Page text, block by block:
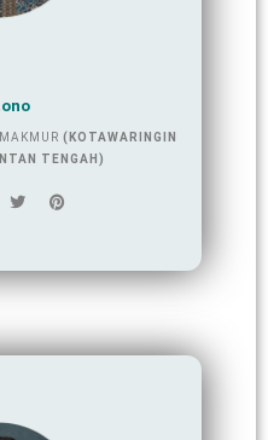
(KOTAWARINGIN
TENGAH)